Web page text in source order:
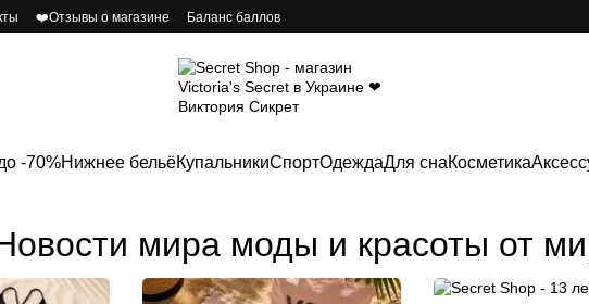
❤️Отзывы о магазине Баланс баллов
-70%Нижнее бельёКупальникиСпортОдеждаДля снаКосметика
мира моды и красоты от